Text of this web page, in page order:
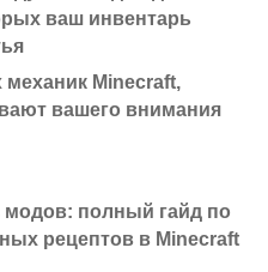
ваш инвентарь
Minecraft,
вашего внимания
модов: полный гайд по
рецептов в Minecraft